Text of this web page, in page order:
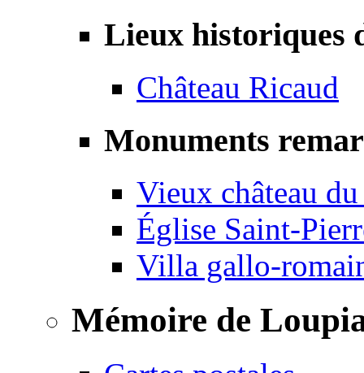
Lieux historiques
Château Ricaud
Monuments
Vieux château
Église Saint-
Villa gallo-
Mémoire de